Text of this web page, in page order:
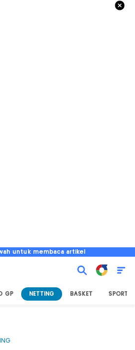
untuk membaca artikel
GP NETTING BASKET SPORT